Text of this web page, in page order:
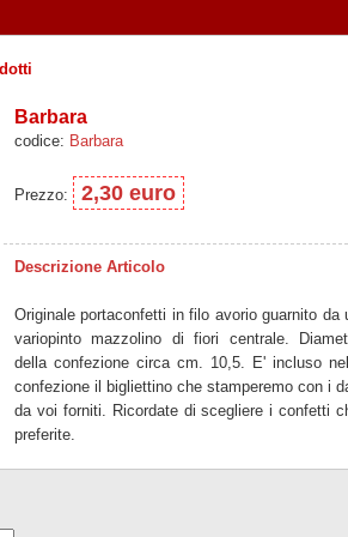
Barbara
codice: Barbara
Prezzo: 2,30 euro
Descrizione Articolo
Originale portaconfetti in filo avorio guarnito da
variopinto mazzolino di fiori centrale.
della confezione circa cm. 10,5. E' incluso
confezione il bigliettino che stamperemo con i
da voi forniti. Ricordate di scegliere i confetti
preferite.